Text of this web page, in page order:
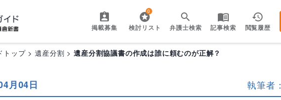
掲載募集
0
検討リスト 弁護士検索 記事検索 閲覧履歴
トップ 遺産分割 遺産分割協議書の作成は誰に頼むのが正解？
月04日 執筆者：